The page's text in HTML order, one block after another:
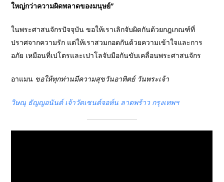
ใหญ่กว่าความผิดพลาดของมนุษย์”
ในพระศาสนจักรปัจจุบัน ขอให้เราเลิกจับผิดกันด้วยกฎเกณฑ์ที่
ปราศจากความรัก แต่ให้เราสวมกอดกันด้วยความเข้าใจและการ
อภัย เหมือนที่เปโตรและเปาโลจับมือกันขับเคลื่อนพระศาสนจักร
อาแมน ขอให้ทุกท่านมีความสุขวันอาทิตย์ วันพระเจ้า
วิษณุ ธัญญอนันต์ เจ้าวัดเซนต์จอห์น ลาดพร้าว กรุงเทพฯ